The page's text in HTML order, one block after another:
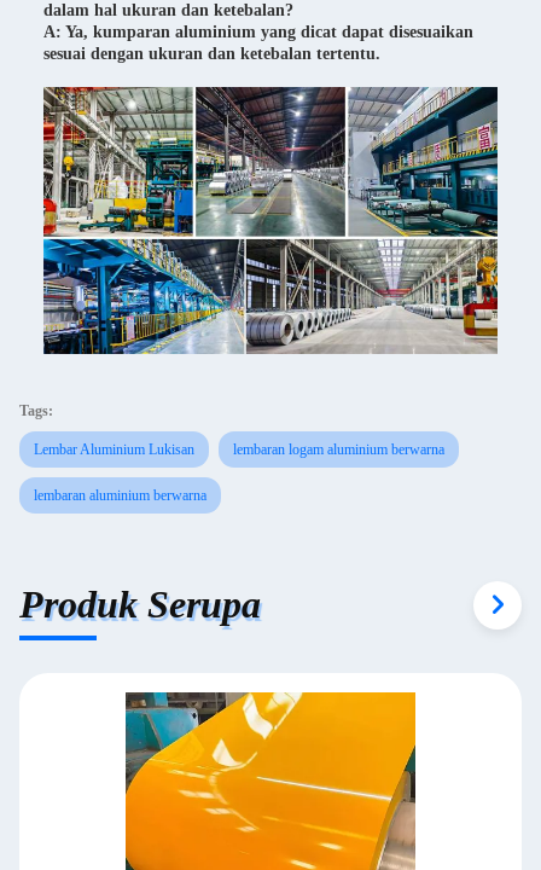
dalam hal ukuran dan ketebalan?
A: Ya, kumparan aluminium yang dicat dapat disesuaikan
sesuai dengan ukuran dan ketebalan tertentu.
Tags:
Lembar Aluminium Lukisan lembaran logam aluminium berwarna
lembaran aluminium berwarna
Produk Serupa